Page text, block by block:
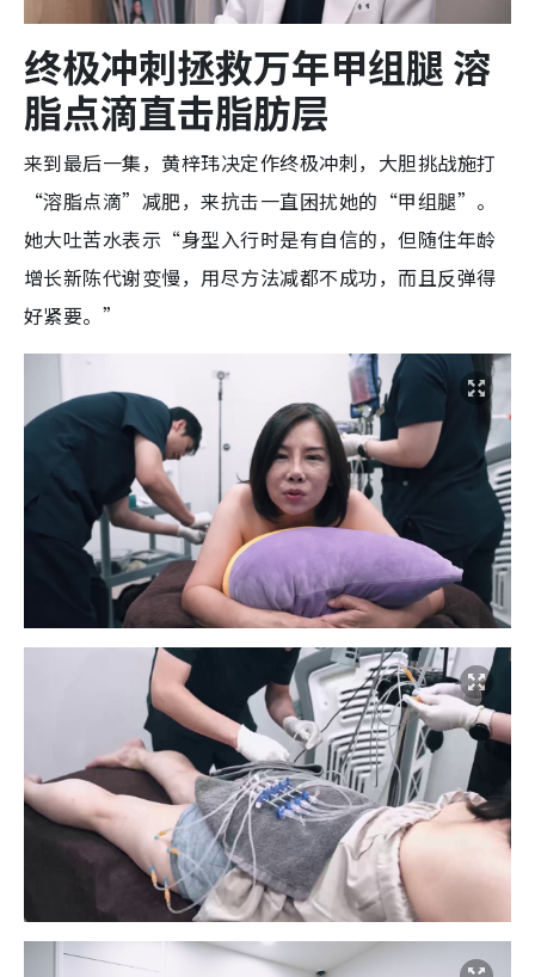
终极冲刺拯救万年甲组腿 溶
脂点滴直击脂肪层
来到最后一集，黄梓玮决定作终极冲刺，大胆挑战施打
“溶脂点滴”减肥，来抗击一直困扰她的“甲组腿”。
她大吐苦水表示“身型入行时是有自信的，但随住年龄
增长新陈代谢变慢，用尽方法减都不成功，而且反弹得
好紧要。”